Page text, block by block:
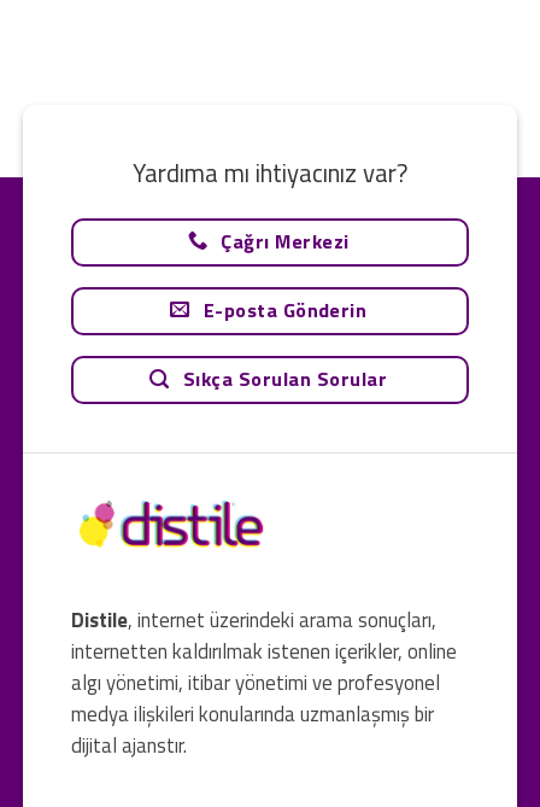
Distile, internet üzerindeki arama sonuçları,
internetten kaldırılmak istenen içerikler, online
algı yönetimi, itibar yönetimi ve profesyonel
medya ilişkileri konularında uzmanlaşmış bir
dijital ajanstır.
Yardıma mı ihtiyacınız var?
Çağrı Merkezi
E-posta Gönderin
Sıkça Sorulan Sorular